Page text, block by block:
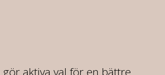
aktiva val för en bättre